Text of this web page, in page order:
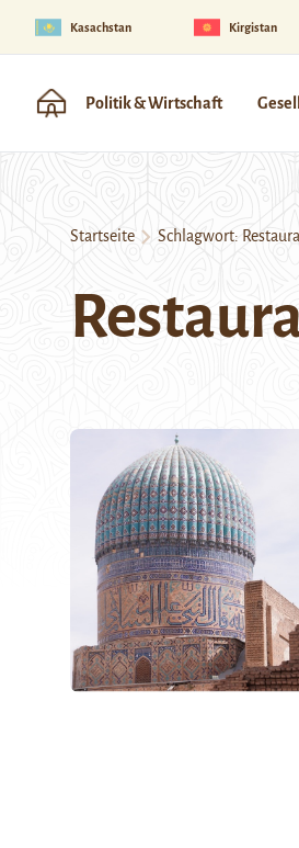
Kasachstan Kirgistan
Politik & Wirtschaft
Startseite Schlagwort: